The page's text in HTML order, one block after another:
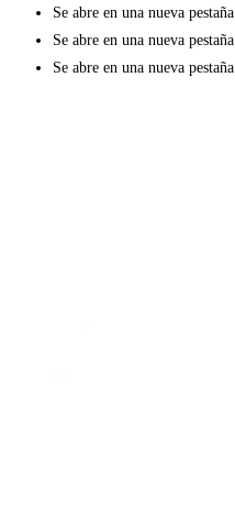
Se abre en una nueva pestaña
Se abre en una nueva pestaña
Se abre en una nueva pestaña